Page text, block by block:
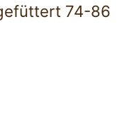
74-86